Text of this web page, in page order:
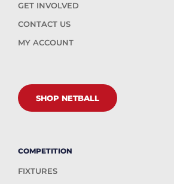
GET INVOLVED
CONTACT US
MY ACCOUNT
SHOP NETBALL
COMPETITION
FIXTURES